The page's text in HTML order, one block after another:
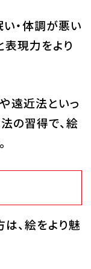
・体調が悪い
現力をより
遠近法といっ
の習得で、絵
、絵をより魅